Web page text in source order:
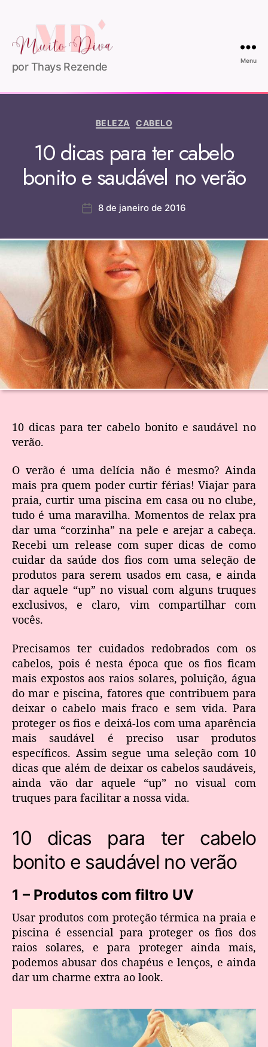
por Thays Rezende
Menu
BELEZA CABELO
10 dicas para ter cabelo
bonito e saudável no verão
8 de janeiro de 2016
10 dicas para ter cabelo bonito e saudável no
verão.
O verão é uma delícia não é mesmo? Ainda
mais pra quem poder curtir férias! Viajar para
praia, curtir uma piscina em casa ou no clube,
tudo é uma maravilha. Momentos de relax pra
dar uma “corzinha” na pele e arejar a cabeça.
Recebi um release com super dicas de como
cuidar da saúde dos fios com uma seleção de
produtos para serem usados em casa, e ainda
dar aquele “up” no visual com alguns truques
exclusivos, e claro, vim compartilhar com
vocês.
Precisamos ter cuidados redobrados com os
cabelos, pois é nesta época que os fios ficam
mais expostos aos raios solares, poluição, água
do mar e piscina, fatores que contribuem para
deixar o cabelo mais fraco e sem vida. Para
proteger os fios e deixá-los com uma aparência
mais saudável é preciso usar produtos
específicos. Assim segue uma seleção com 10
dicas que além de deixar os cabelos saudáveis,
ainda vão dar aquele “up” no visual com
truques para facilitar a nossa vida.
10 dicas para ter cabelo
bonito e saudável no verão
1 – Produtos com filtro UV
Usar produtos com proteção térmica na praia e
piscina é essencial para proteger os fios dos
raios solares, e para proteger ainda mais,
podemos abusar dos chapéus e lenços, e ainda
dar um charme extra ao look.